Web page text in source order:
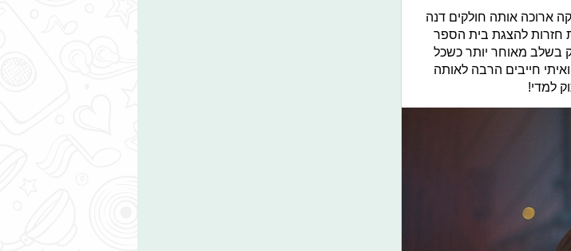
ארוכה אותה חולקים דנה
חזרות להצגת בית הספר
בשלב מאוחר יותר כשכל
חייבים הרבה לאותה
למדי!